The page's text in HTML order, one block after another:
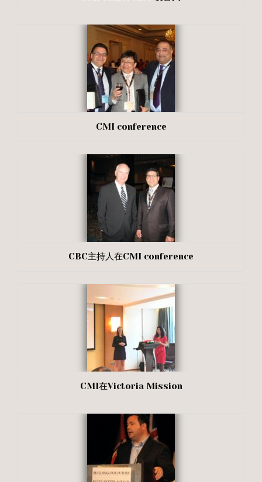
CMI conference
CBC主持人在CMI conference
CMI在Victoria Mission